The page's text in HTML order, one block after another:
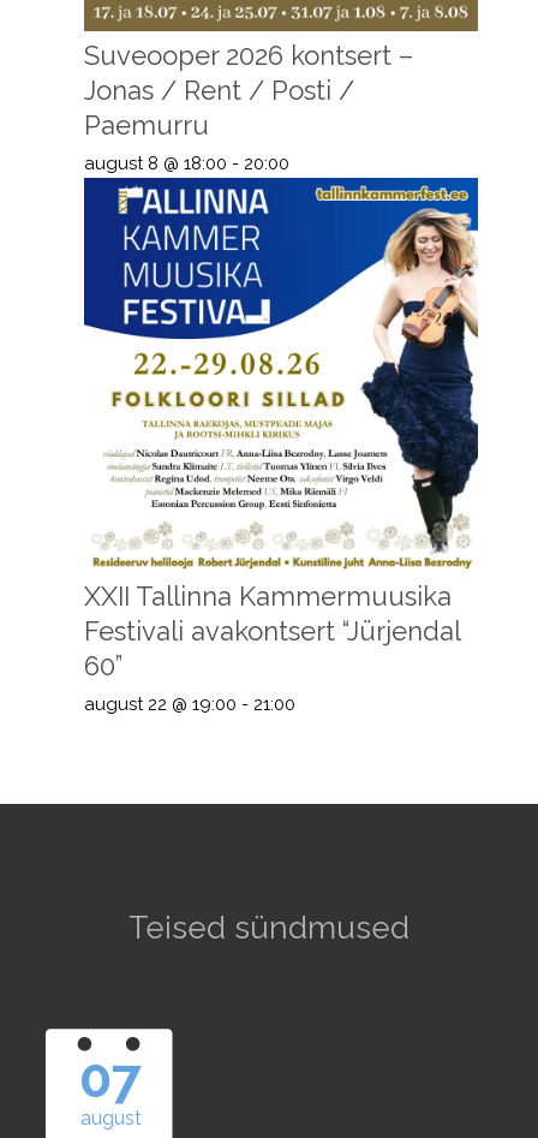
Suveooper 2026 kontsert –
Jonas / Rent / Posti /
Paemurru
august 8 @ 18:00 - 20:00
XXII Tallinna Kammermuusika
Festivali avakontsert “Jürjendal
60”
august 22 @ 19:00 - 21:00
Teised sündmused
07
august